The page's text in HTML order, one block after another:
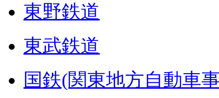
東野鉄道
東武鉄道
国鉄(関東地方自動車